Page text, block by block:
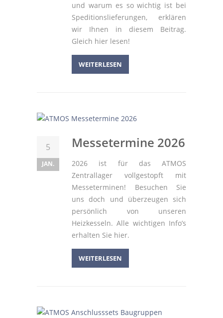
und warum es so wichtig ist bei
Speditionslieferungen, erklären
wir Ihnen in diesem Beitrag.
Gleich hier lesen!
WEITERLESEN
5
JAN.
Messetermine 2026
2026 ist für das ATMOS
Zentrallager vollgestopft mit
Messeterminen! Besuchen Sie
uns doch und überzeugen sich
persönlich von unseren
Heizkesseln. Alle wichtigen Info’s
erhalten Sie hier.
WEITERLESEN